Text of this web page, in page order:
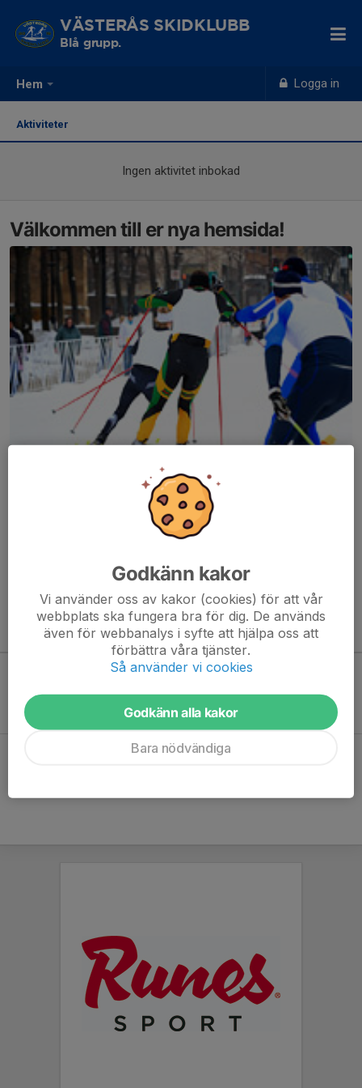
Hem Logga in
VÄSTERÅS SKIDKLUBB
Blå grupp.
Aktiviteter
Ingen aktivitet inbokad
Välkommen till er nya hemsida!
Här hamnar automatiskt de senaste nyheterna på hemsidan. För
att kunna börja administrera hemsidan loggar du in högst upp till
Kommande aktiviteter
Inga aktiviteter inbokade
Godkänn kakor
Vi använder oss av kakor (cookies) för att vår
webbplats ska fungera bra för dig. De används
även för webbanalys i syfte att hjälpa oss att
förbättra våra tjänster.
Så använder vi cookies
Godkänn alla kakor
Bara nödvändiga